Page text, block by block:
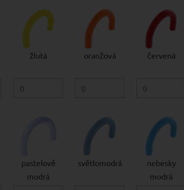
žlutá oranžová červená
pastelově
modrá
světlomodrá
nebesky
modrá